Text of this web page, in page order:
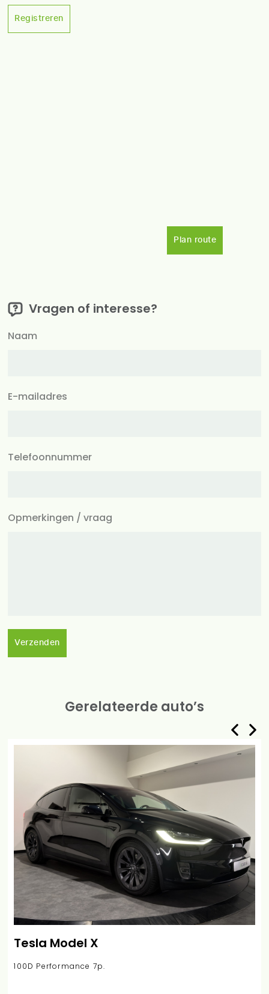
Registreren
Plan route
Vragen of interesse?
Naam
E-mailadres
Telefoonnummer
Opmerkingen / vraag
Verzenden
Gerelateerde auto’s
Tesla Model X
100D Performance 7p.